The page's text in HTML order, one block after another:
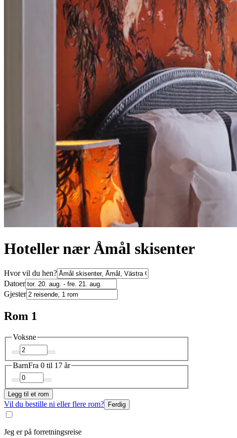
Hoteller nær Åmål skisenter
Hvor vil du hen?
Datoer
Gjester
Rom 1
Voksne
BarnFra 0 til 17 år
Legg til et rom
Vil du bestille ni eller flere rom? Ferdig
Jeg er på forretningsreise